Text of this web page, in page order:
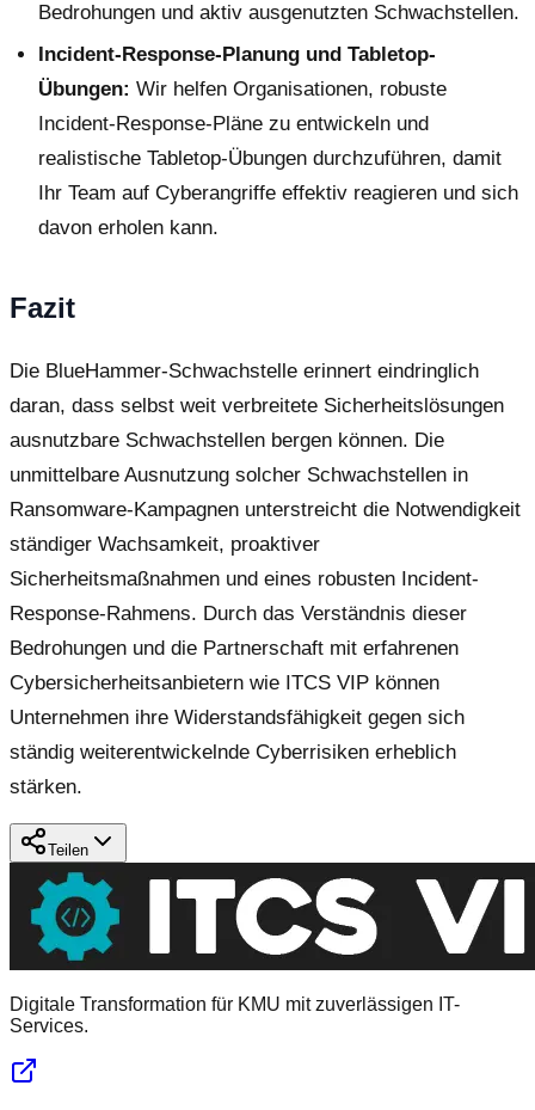
Bedrohungen und aktiv ausgenutzten Schwachstellen.
Incident-Response-Planung und Tabletop-
Übungen: Wir helfen Organisationen, robuste
Incident-Response-Pläne zu entwickeln und
realistische Tabletop-Übungen durchzuführen, damit
Ihr Team auf Cyberangriffe effektiv reagieren und sich
davon erholen kann.
Fazit
Die BlueHammer-Schwachstelle erinnert eindringlich
daran, dass selbst weit verbreitete Sicherheitslösungen
ausnutzbare Schwachstellen bergen können. Die
unmittelbare Ausnutzung solcher Schwachstellen in
Ransomware-Kampagnen unterstreicht die Notwendigkeit
ständiger Wachsamkeit, proaktiver
Sicherheitsmaßnahmen und eines robusten Incident-
Response-Rahmens. Durch das Verständnis dieser
Bedrohungen und die Partnerschaft mit erfahrenen
Cybersicherheitsanbietern wie ITCS VIP können
Unternehmen ihre Widerstandsfähigkeit gegen sich
ständig weiterentwickelnde Cyberrisiken erheblich
stärken.
Teilen
Digitale Transformation für KMU mit zuverlässigen IT-
Services.